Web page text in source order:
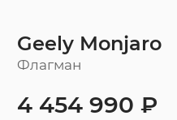
Geely Monjaro
Флагман
4 454 990 ₽